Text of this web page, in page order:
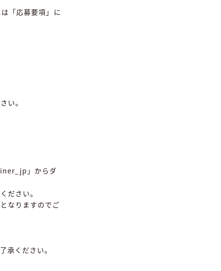
「応募要項」に
い。
」からダ
ださい。
なりますのでご
承ください。